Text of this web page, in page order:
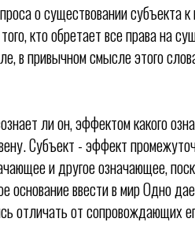
о существовании субъекта
кто обретает все права на
в привычном смысле этого
ли он, эффектом какого
Субъект - эффект
и другое означающее,
основание ввести в мир Одно
отличать от сопровождающих